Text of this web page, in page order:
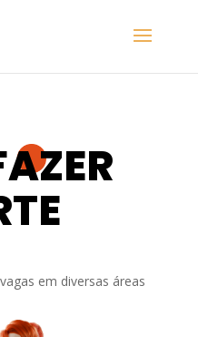
em diversas áreas